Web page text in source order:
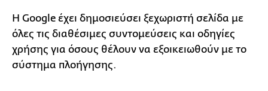
Η Google έχει δημοσιεύσει ξεχωριστή σελίδα με
όλες τις διαθέσιμες συντομεύσεις και οδηγίες
χρήσης για όσους θέλουν να εξοικειωθούν με το
σύστημα πλοήγησης.